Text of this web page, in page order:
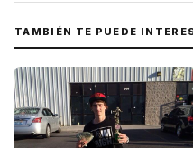
TAMBIÉN TE PUEDE